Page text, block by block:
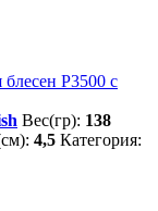
Р3500 с
Вес(гр): 138
4,5 Категория: